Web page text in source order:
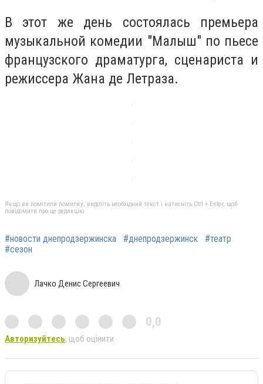
В этот же день состоялась премьера
музыкальной комедии "Малыш" по пьесе
французского драматурга, сценариста и
режиссера Жана де Летраза.
Якщо ви помітили помилку, виділіть необхідний текст і натисніть Ctrl + Enter, щоб
повідомити про це редакцію
#новости днепродзержинска #днепродзержинск
#театр
#сезон
Лачко Денис Сергеевич
0,0
Авторизуйтесь, щоб оцінити